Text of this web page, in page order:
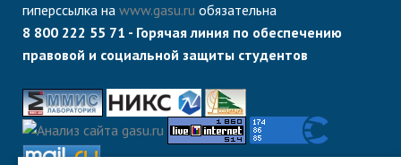
гиперссылка на www.gasu.ru обязательна
8 800 222 55 71 - Горячая линия по обеспечению
правовой и социальной защиты студентов